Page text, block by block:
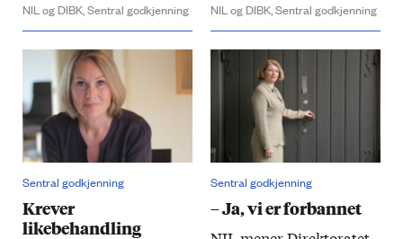
NIL og DIBK,Sentral godkjenning NIL og DIBK,Sentral godkjenning
Sentral godkjenning
Krever
likebehandling
Sentral godkjenning
– Ja, vi er forbannet